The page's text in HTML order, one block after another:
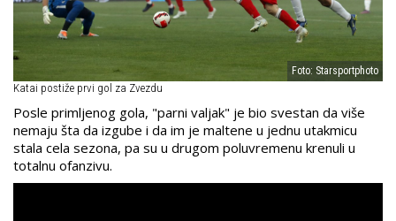
Foto: Starsportphoto
Katai postiže prvi gol za Zvezdu
Posle primljenog gola, "parni valjak" je bio svestan da više
nemaju šta da izgube i da im je maltene u jednu utakmicu
stala cela sezona, pa su u drugom poluvremenu krenuli u
totalnu ofanzivu.